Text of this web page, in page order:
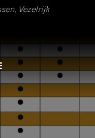
Vezelrijk